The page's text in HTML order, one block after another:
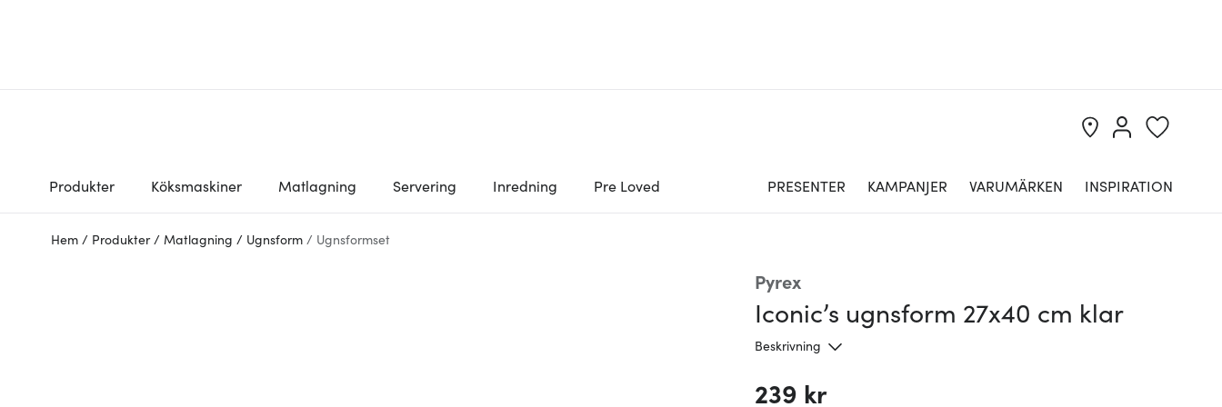
Produkter Köksmaskiner Matlagning Servering Inredning Pre Loved PRESENTER KAMPANJER VARUMÄRKEN INSPIRATION
Hem / Produkter / Matlagning / Ugnsform / Ugnsformset
Pyrex
Iconic’s ugnsform 27x40 cm klar
Beskrivning
239 kr